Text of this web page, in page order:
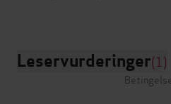
Leservurderinger(1)